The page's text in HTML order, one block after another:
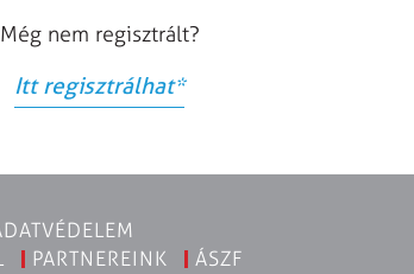
Még nem regisztrált?
Itt regisztrálhat*
PARTNEREINK
ÁSZF